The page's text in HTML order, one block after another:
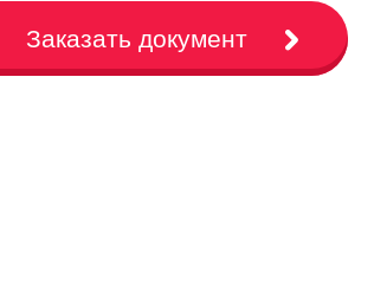
Заказать документ